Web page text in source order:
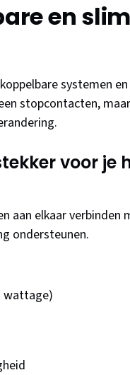
en
systemen
stopcontacten,
voor je
aan elkaar verbinden
ondersteunen.
wattage)